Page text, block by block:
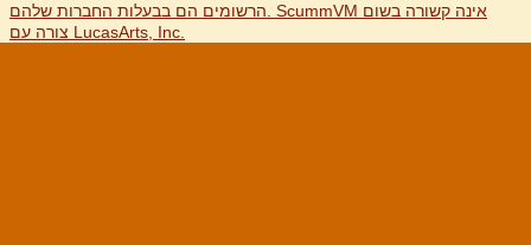
הרשומים הם בבעלות החברות שלהם. ScummVM אינה קשורה בשום
צורה עם LucasArts, Inc.